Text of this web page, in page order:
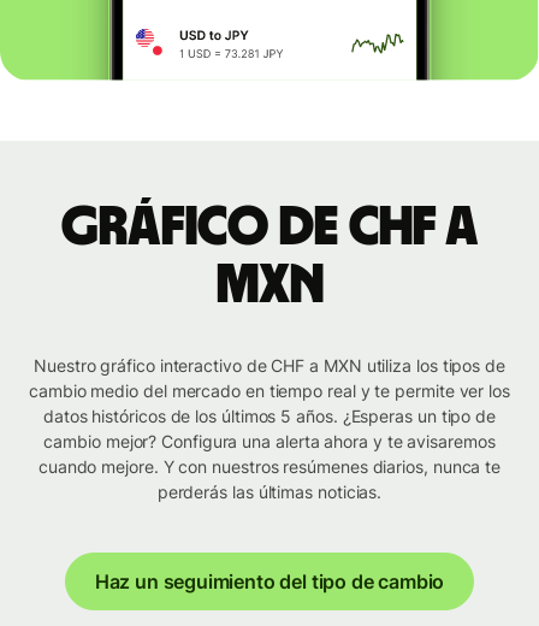
Gráfico de CHF a
MXN
Nuestro gráfico interactivo de CHF a MXN utiliza los tipos de
cambio medio del mercado en tiempo real y te permite ver los
datos históricos de los últimos 5 años. ¿Esperas un tipo de
cambio mejor? Configura una alerta ahora y te avisaremos
cuando mejore. Y con nuestros resúmenes diarios, nunca te
perderás las últimas noticias.
Haz un seguimiento del tipo de cambio